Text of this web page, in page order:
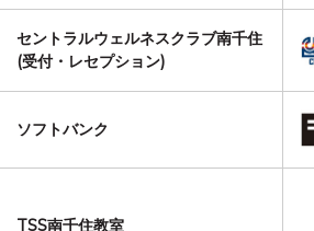
セントラルウェルネスクラブ南千住
(受付・レセプション)
ソフトバンク
TSS南千住教室